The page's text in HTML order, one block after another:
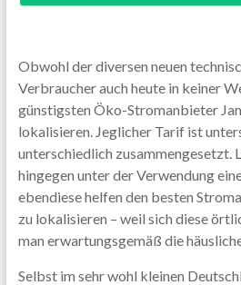
Obwohl der diversen neuen
Verbraucher auch heute in keiner
günstigsten Öko-Stromanbieter
lokalisieren. Jeglicher Tarif ist
unterschiedlich zusammengesetzt.
hingegen unter der Verwendung
ebendiese helfen den besten
zu lokalisieren – weil sich diese
man erwartungsgemäß die
Selbst im sehr wohl kleinen